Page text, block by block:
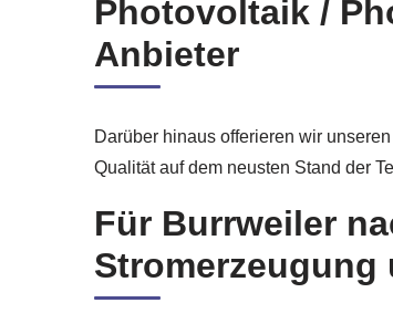
Photovoltaik /
Anbieter
Darüber hinaus offerieren wir
Qualität auf dem neusten Stand der
Für Burrweiler
Stromerzeugung